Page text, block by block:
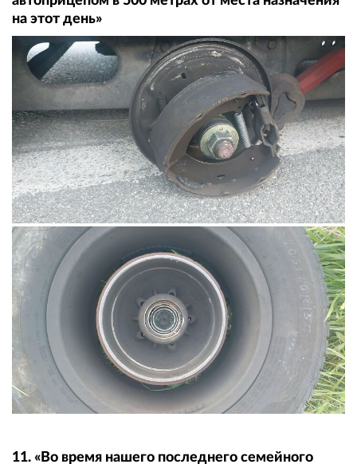
на этот день»
11. «Во время нашего последнего семейного